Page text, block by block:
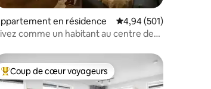
sur 5
sur la base de 144 commentaires : 4,97 sur 5
en résidence Évaluation moyenne
4,94 (501)
comme un habitant au centre de
Coups de cœur voyageurs les plus appréciés
Coup de cœur voyageurs